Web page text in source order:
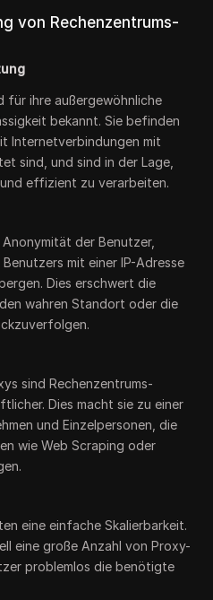
von Rechenzentrums-
für ihre außergewöhnliche
bekannt. Sie befinden
Internetverbindungen mit
sind, und sind in der Lage,
effizient zu verarbeiten.
der Benutzer,
mit einer IP-Adresse
Dies erschwert die
wahren Standort oder die
sind Rechenzentrums-
Dies macht sie zu einer
und Einzelpersonen, die
wie Web Scraping oder
eine einfache Skalierbarkeit.
eine große Anzahl von Proxy-
problemlos die benötigte